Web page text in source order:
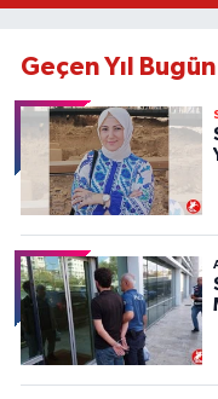
Geçen Yıl Bugün